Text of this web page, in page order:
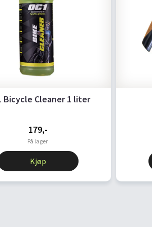
Bicycle Cleaner 1 liter
179,-
På lager
Kjøp